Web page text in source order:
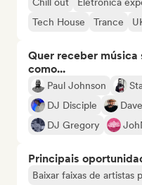
Tech House
Trance
Quer receber música
como...
Paul Johnson
DJ Disciple
DJ Gregory
Principais
Baixar faixas de artistas